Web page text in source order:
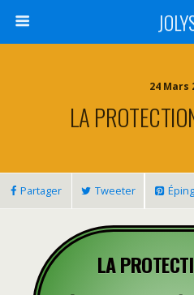
24 Mars
LA
Partager Tweeter
LA